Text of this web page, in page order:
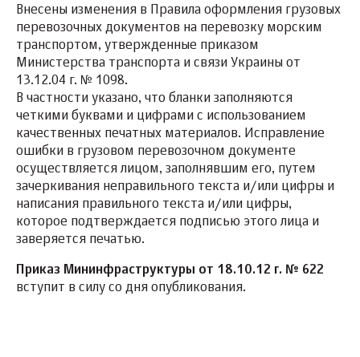
Внесены изменения в Правила оформления грузовых
перевозочных документов на перевозку морским
транспортом, утвержденные приказом
Министерства транспорта и связи Украины от
13.12.04 г. № 1098.
В частности указано, что бланки заполняются
четкими буквами и цифрами с использованием
качественных печатных материалов. Исправление
ошибки в грузовом перевозочном документе
осуществляется лицом, заполнявшим его, путем
зачеркивания неправильного текста и/или цифры и
написания правильного текста и/или цифры,
которое подтверждается подписью этого лица и
заверяется печатью.
Приказ Мининфраструктуры от 18.10.12 г. № 622
вступит в силу со дня опубликования.